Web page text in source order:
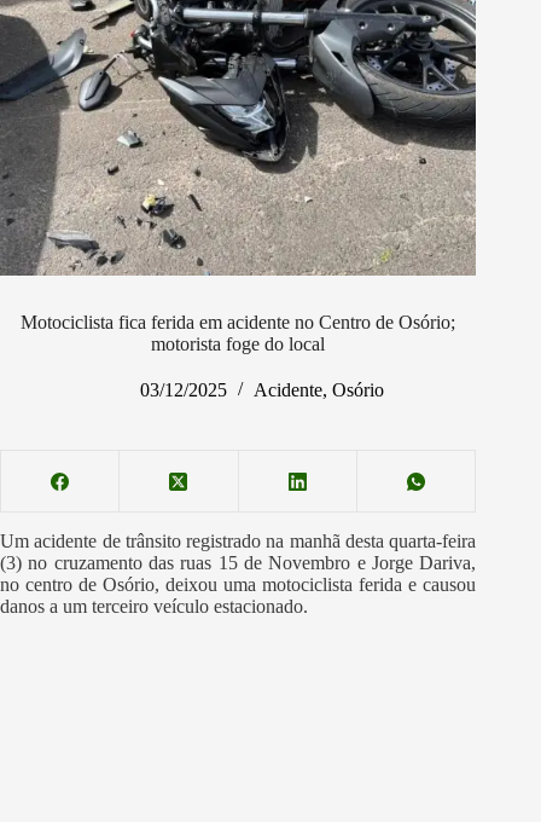
Motociclista fica ferida em acidente no Centro de Osório;
motorista foge do local
03/12/2025 Acidente,Osório
Um acidente de trânsito registrado na manhã desta quarta-feira
(3) no cruzamento das ruas 15 de Novembro e Jorge Dariva,
no centro de Osório, deixou uma motociclista ferida e causou
danos a um terceiro veículo estacionado.